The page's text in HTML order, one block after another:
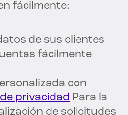
fácilmente:
de sus clientes
fácilmente
con
privacidad Para la
de solicitudes